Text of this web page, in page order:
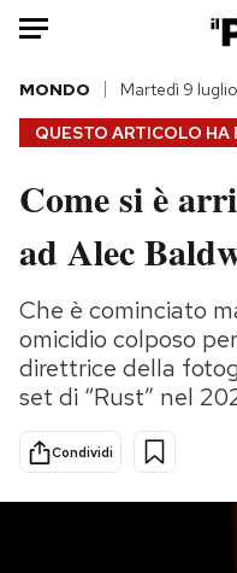
HOME
Italia
Politica
Tecnologia
Internet
Scienza
Cultura
Economia
QUESTO ARTICOLO HA
MONDO Martedì 9
Come si è
ad Alec
Che è cominciato
omicidio colposo
direttrice della
set di “Rust” nel
Condividi